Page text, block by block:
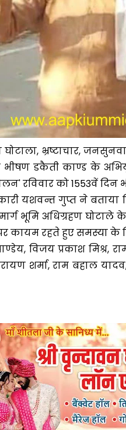
घोटाला, भ्रष्टाचार,
भीषण डकैती काण्ड के
रविवार को 1553वें दिन
यशवन्त गुप्त ने
भूमि अधिग्रहण
रहते हुए समस्या के
विजय प्रकाश मिश्र,
शर्मा, राम बहाल